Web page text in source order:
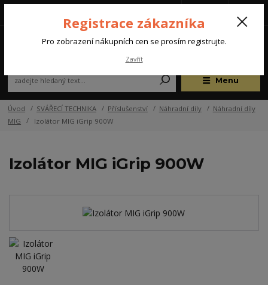
Menu
(Po-Pá, 07:00-15:30 hod.)
Úvod SVÁŘECÍ TECHNIKA Příslušenství Náhradní díly
Náhradní díly
MIG
Izolátor MIG iGrip 900W
Izolátor MIG iGrip 900W
Registrace zákazníka
Pro zobrazení nákupních cen se prosím registrujte.
Zavřít